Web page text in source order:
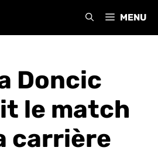
MENU
Doncic
le match
carrière